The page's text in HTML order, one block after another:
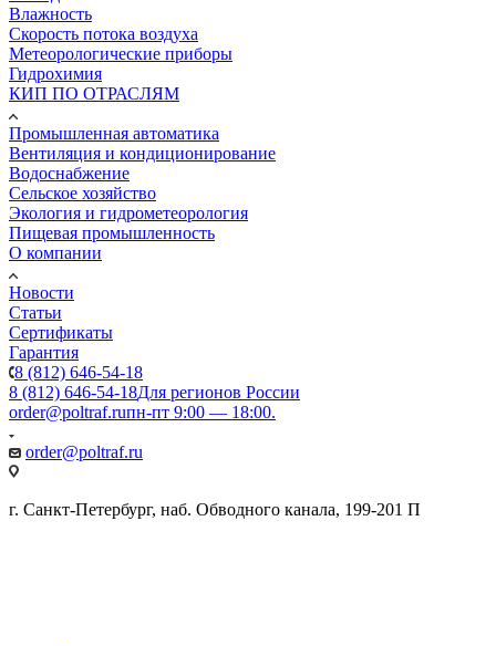
Влажность
Скорость потока воздуха
Метеорологические приборы
Гидрохимия
КИП ПО ОТРАСЛЯМ
Промышленная автоматика
Вентиляция и кондиционирование
Водоснабжение
Сельское хозяйство
Экология и гидрометеорология
Пищевая промышленность
О компании
Новости
Статьи
Сертификаты
Гарантия
8 (812) 646-54-18
8 (812) 646-54-18Для регионов России
order@poltraf.ruпн-пт 9:00 — 18:00.
order@poltraf.ru
г. Санкт-Петербург, наб. Обводного канала, 199-201 П